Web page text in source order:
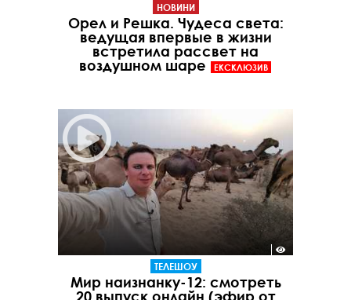
НОВИНИ
Орел и Решка. Чудеса света:
ведущая впервые в жизни
встретила рассвет на
воздушном шаре
ЕКСКЛЮЗИВ
ТЕЛЕШОУ
Мир наизнанку-12: смотреть
20 выпуск онлайн (эфир от